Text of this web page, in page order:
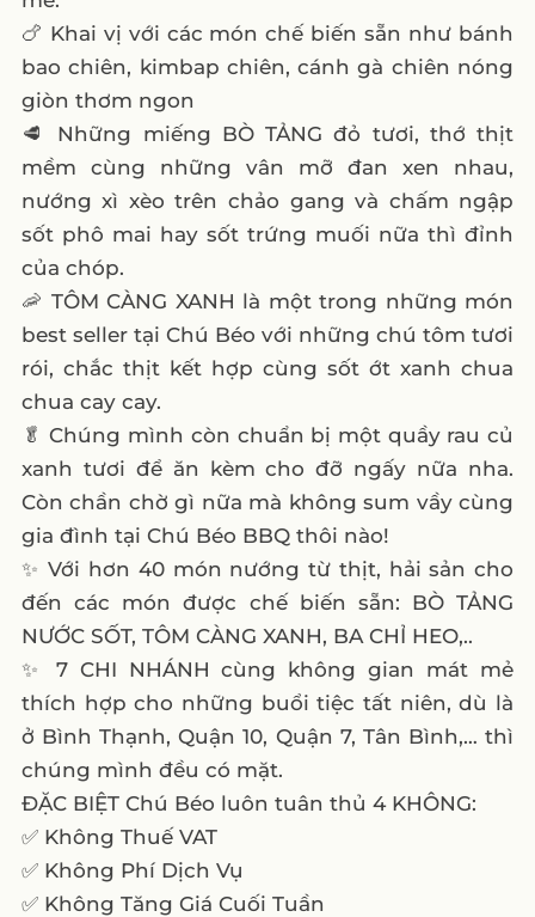
🍗 Khai vị với các món chế biến sẵn như bánh
bao chiên, kimbap chiên, cánh gà chiên nóng
giòn thơm ngon
🥩 Những miếng BÒ TẢNG đỏ tươi, thớ thịt
mềm cùng những vân mỡ đan xen nhau,
nướng xì xèo trên chảo gang và chấm ngập
sốt phô mai hay sốt trứng muối nữa thì đỉnh
của chóp.
🦐 TÔM CÀNG XANH là một trong những món
best seller tại Chú Béo với những chú tôm tươi
rói, chắc thịt kết hợp cùng sốt ớt xanh chua
chua cay cay.
🥬 Chúng mình còn chuẩn bị một quầy rau củ
xanh tươi để ăn kèm cho đỡ ngấy nữa nha.
Còn chần chờ gì nữa mà không sum vầy cùng
gia đình tại Chú Béo BBQ thôi nào!
✨ Với hơn 40 món nướng từ thịt, hải sản cho
đến các món được chế biến sẵn: BÒ TẢNG
NƯỚC SỐT, TÔM CÀNG XANH, BA CHỈ HEO,..
✨ 7 CHI NHÁNH cùng không gian mát mẻ
thích hợp cho những buổi tiệc tất niên, dù là
ở Bình Thạnh, Quận 10, Quận 7, Tân Bình,… thì
chúng mình đều có mặt.
ĐẶC BIỆT Chú Béo luôn tuân thủ 4 KHÔNG:
✅ Không Thuế VAT
✅ Không Phí Dịch Vụ
✅ Không Tăng Giá Cuối Tuần